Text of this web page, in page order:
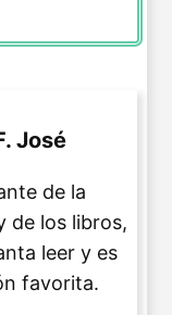
José
de la
de los libros,
leer y es
favorita.